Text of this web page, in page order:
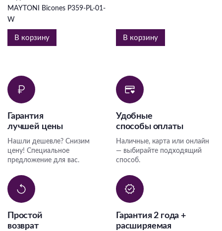
MAYTONI Bicones P359-PL-01-
W
В корзину В корзину
Гарантия
лучшей цены
Нашли дешевле? Снизим
цену! Специальное
предложение для вас.
Удобные
способы оплаты
Наличные, карта или онлайн
— выбирайте подходящий
способ.
Простой
возврат
Гарантия 2 года +
расширяемая